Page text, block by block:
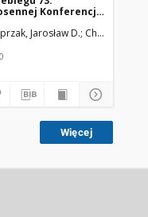
Żmuda, Ryszard. Red.
Konferencji
- II
Jarosław D.; Chrzanowski,
Więcej